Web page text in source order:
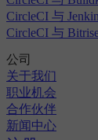
CircleCI 与
CircleCI 与
公司
关于我们
职业机会
合作伙伴
新闻中心